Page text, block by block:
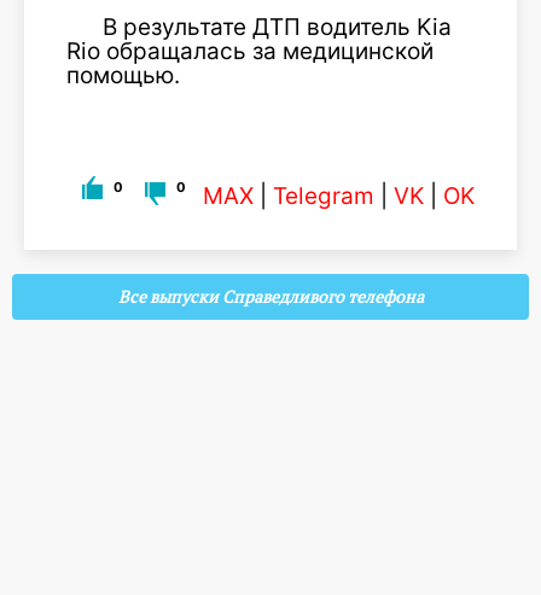
В результате ДТП водитель Kia
Rio обращалась за медицинской
помощью.
0 0 MAX Telegram VK OK
Все выпуски Справедливого телефона